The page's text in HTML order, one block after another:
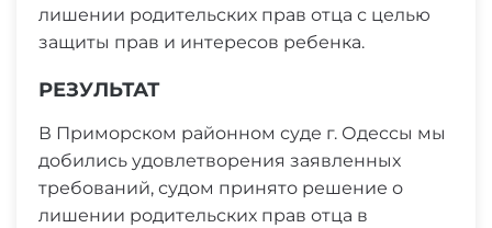
лишении родительских прав отца с целью
защиты прав и интересов ребенка.
РЕЗУЛЬТАТ
В Приморском районном суде г. Одессы мы
добились удовлетворения заявленных
требований, судом принято решение о
лишении родительских прав отца в